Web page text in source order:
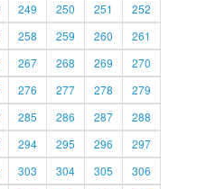
249 250 251
252
258 259 260
261
267 268 269
270
276 277 278
279
285 286 287
288
294 295 296
297
303 304 305
306